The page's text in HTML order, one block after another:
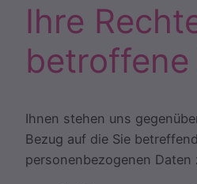
Ihre
betroffene
Ihnen stehen uns
Bezug auf die Sie
personenbezogenen Daten